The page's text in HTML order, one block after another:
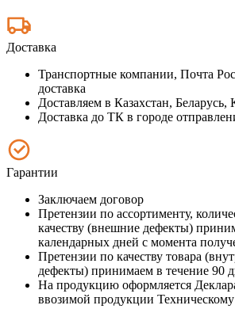
Доставка
Транспортные компании, Почта
доставка
Доставляем в Казахстан,
Доставка до ТК в городе
Гарантии
Заключаем договор
Претензии по ассортименту,
качеству (внешние дефекты)
календарных дней с момента
Претензии по качеству товара
дефекты) принимаем в течение 90
На продукцию оформляется
ввозимой продукции Техническому